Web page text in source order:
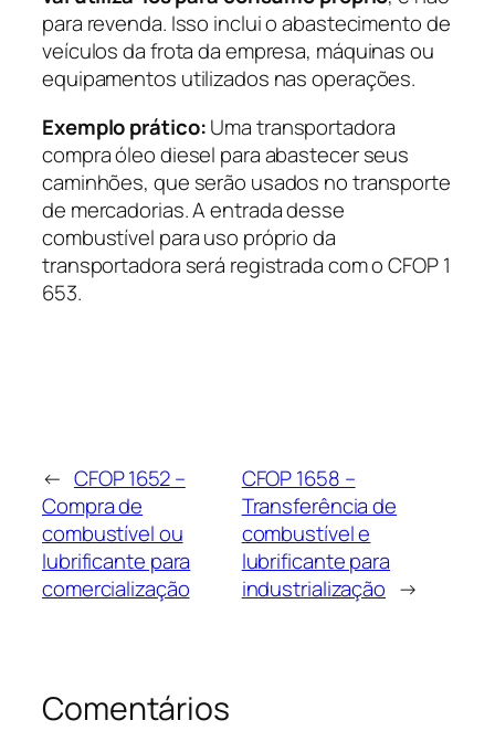
para revenda. Isso inclui o abastecimento de
veículos da frota da empresa, máquinas ou
equipamentos utilizados nas operações.
Exemplo prático:Uma transportadora
compra óleo diesel para abastecer seus
caminhões, que serão usados no transporte
de mercadorias. A entrada desse
combustível para uso próprio da
transportadora será registrada com o CFOP 1
653.
← CFOP 1652 –
Compra de
combustível ou
lubrificante para
comercialização
CFOP 1658 –
Transferência de
combustível e
lubrificante para
industrialização →
Comentários